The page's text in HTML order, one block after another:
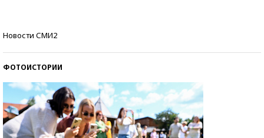
Новости СМИ2
ФОТОИСТОРИИ